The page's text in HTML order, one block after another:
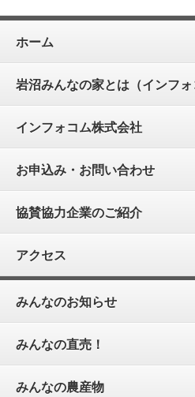
ホーム
岩沼みんなの家とは（インフォ
インフォコム株式会社
お申込み・お問い合わせ
協賛協力企業のご紹介
アクセス
みんなのお知らせ
みんなの直売！
みんなの農産物